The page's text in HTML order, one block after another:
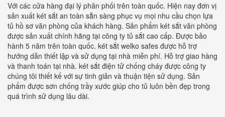
Với các cửa hàng đại lý phân phối trên toàn quốc. Hiện nay đơn vị
sản xuất két sắt an toàn sẵn sàng phục vụ mọi nhu cầu chọn lựa
tủ hồ sơ văn phòng của khách hàng. Sản phẩm két sắt văn phòng
được sản xuất chính hãng tại công ty tủ sắt cao cấp. Được bảo
hành 5 năm trên toàn quốc. két sắt welko safes được hỗ trợ
hướng dẫn thiết lập và sử dụng tại nhà miễn phí. Hỗ trợ giao hàng
và thanh toán tại nhà. két sắt điện tử chống cháy được công ty
chúng tôi thiết kế với sự tinh giản và thuận tiện sử dụng. Sản
phẩm được sơn chống trầy xước giúp cho tủ luôn bền đẹp trong
quá trình sử dụng lâu dài.